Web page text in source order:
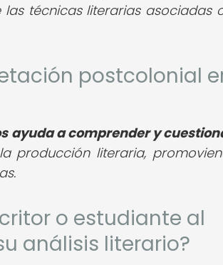
técnicas literarias asociadas
postcolonial
ayuda a comprender y
producción literaria,
o estudiante al
análisis literario?